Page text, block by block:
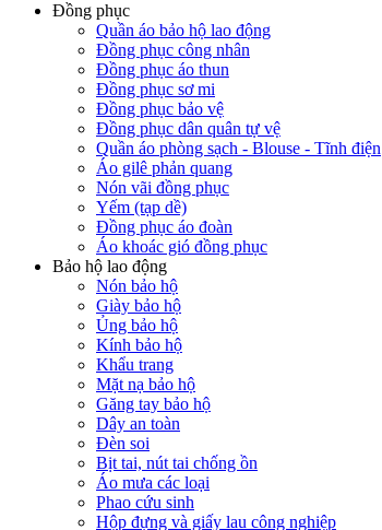
Đồng phục
Quần áo bảo hộ lao động
Đồng phục công nhân
Đồng phục áo thun
Đồng phục sơ mi
Đồng phục bảo vệ
Đồng phục dân quân tự vệ
Quần áo phòng sạch - Blouse - Tĩnh điện
Áo gilê phản quang
Nón vãi đồng phục
Yếm (tạp dề)
Đồng phục áo đoàn
Áo khoác gió đồng phục
Bảo hộ lao động
Nón bảo hộ
Giày bảo hộ
Ủng bảo hộ
Kính bảo hộ
Khẩu trang
Mặt nạ bảo hộ
Găng tay bảo hộ
Dây an toàn
Đèn soi
Bịt tai, nút tai chống ồn
Áo mưa các loại
Phao cứu sinh
Hộp đựng và giấy lau công nghiệp